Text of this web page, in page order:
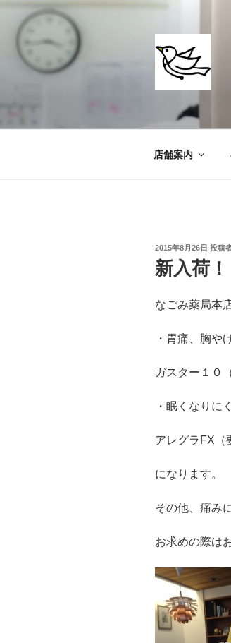
コ
キ
店舗案内
投
稿
日:
2015年8月26日 投稿
新入荷！
なごみ薬局本
・胃痛、胸や
ガスター１０
・眠くなりに
アレグラFX（
になります。
その他、痛み
お求めの際は